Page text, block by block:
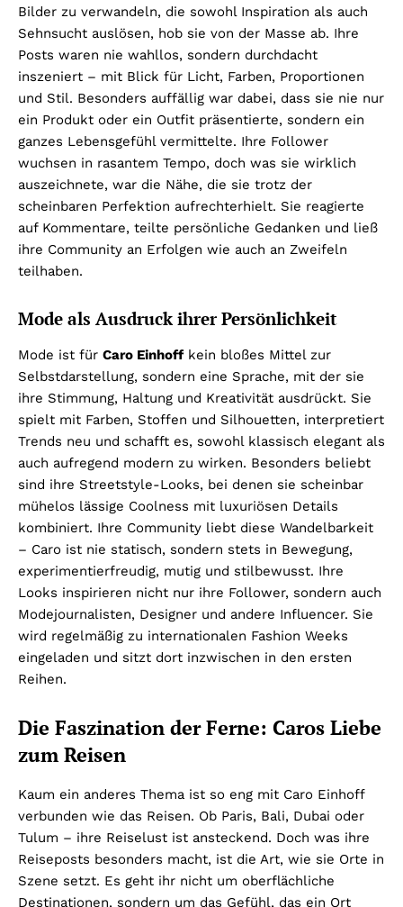
Bilder zu verwandeln, die sowohl Inspiration als auch
Sehnsucht auslösen, hob sie von der Masse ab. Ihre
Posts waren nie wahllos, sondern durchdacht
inszeniert – mit Blick für Licht, Farben, Proportionen
und Stil. Besonders auffällig war dabei, dass sie nie nur
ein Produkt oder ein Outfit präsentierte, sondern ein
ganzes Lebensgefühl vermittelte. Ihre Follower
wuchsen in rasantem Tempo, doch was sie wirklich
auszeichnete, war die Nähe, die sie trotz der
scheinbaren Perfektion aufrechterhielt. Sie reagierte
auf Kommentare, teilte persönliche Gedanken und ließ
ihre Community an Erfolgen wie auch an Zweifeln
teilhaben.
Mode als Ausdruck ihrer Persönlichkeit
Mode ist für Caro Einhoffkein bloßes Mittel zur
Selbstdarstellung, sondern eine Sprache, mit der sie
ihre Stimmung, Haltung und Kreativität ausdrückt. Sie
spielt mit Farben, Stoffen und Silhouetten, interpretiert
Trends neu und schafft es, sowohl klassisch elegant als
auch aufregend modern zu wirken. Besonders beliebt
sind ihre Streetstyle-Looks, bei denen sie scheinbar
mühelos lässige Coolness mit luxuriösen Details
kombiniert. Ihre Community liebt diese Wandelbarkeit
– Caro ist nie statisch, sondern stets in Bewegung,
experimentierfreudig, mutig und stilbewusst. Ihre
Looks inspirieren nicht nur ihre Follower, sondern auch
Modejournalisten, Designer und andere Influencer. Sie
wird regelmäßig zu internationalen Fashion Weeks
eingeladen und sitzt dort inzwischen in den ersten
Reihen.
Die Faszination der Ferne: Caros Liebe
zum Reisen
Kaum ein anderes Thema ist so eng mit Caro Einhoff
verbunden wie das Reisen. Ob Paris, Bali, Dubai oder
Tulum – ihre Reiselust ist ansteckend. Doch was ihre
Reiseposts besonders macht, ist die Art, wie sie Orte in
Szene setzt. Es geht ihr nicht um oberflächliche
Destinationen, sondern um das Gefühl, das ein Ort